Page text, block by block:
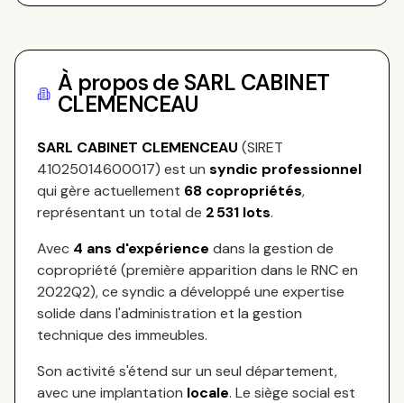
À propos de SARL CABINET
CLEMENCEAU
SARL CABINET CLEMENCEAU (SIRET
41025014600017) est un syndic professionnel
qui gère actuellement 68 copropriétés,
représentant un total de 2 531 lots.
Avec 4 ans d'expérience dans la gestion de
copropriété (première apparition dans le RNC en
2022Q2), ce syndic a développé une expertise
solide dans l'administration et la gestion
technique des immeubles.
Son activité s'étend surun seul département,
avec une implantation locale. Le siège social est